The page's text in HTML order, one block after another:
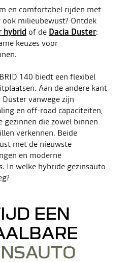
en comfortabel rijden met
milieubewust? Ontdek
hybrid of de Dacia Duster:
keuzes voor
140 biedt een flexibel
Aan de andere kant
vanwege zijn
en off-road capaciteiten,
gezinnen die zowel binnen
verkennen. Beide
met de nieuwste
en moderne
In welke hybride gezinsauto
EEN